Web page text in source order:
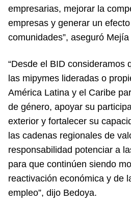
empresarias, mejorar la
empresas y generar un
comunidades”, aseguró
“Desde el BID consideramos
las mipymes lideradas o
América Latina y el Caribe
de género, apoyar su
exterior y fortalecer su
las cadenas regionales de
responsabilidad potenciar a
para que continúen siendo
reactivación económica y de
empleo”, dijo Bedoya.